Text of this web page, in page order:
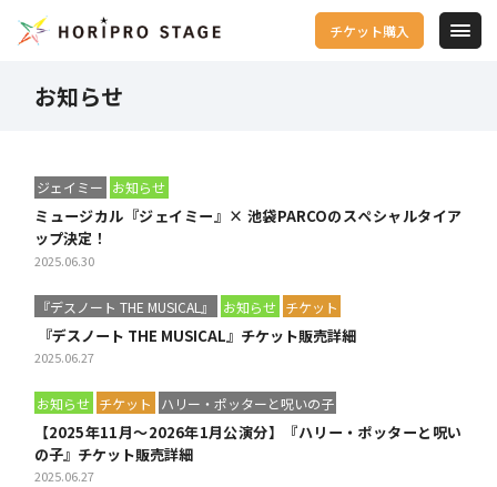
チケット購入
お知らせ
ジェイミー お知らせ
ミュージカル『ジェイミー』× 池袋PARCOのスペシャルタイア
ップ決定！
2025.06.30
『デスノート THE MUSICAL』 お知らせ チケット
『デスノート THE MUSICAL』チケット販売詳細
2025.06.27
お知らせ チケット ハリー・ポッターと呪いの子
【2025年11月～2026年1月公演分】『ハリー・ポッターと呪い
の子』チケット販売詳細
2025.06.27